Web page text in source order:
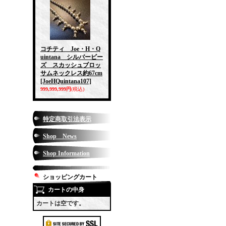
コチティ Joe・H・Q
uintana シルバービー
ズ スカッシュブロッ
サムネックレス約67cm
[JoeHQuintana107]
999,999,999円(税込)
特定商取引法表示
Shop News
Shop Information
ショッピングカート
カートの中身
カートは空です。